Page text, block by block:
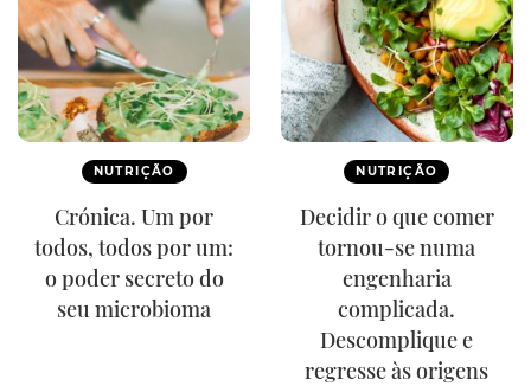
NUTRIÇÃO
Crónica. Um por
todos, todos por um:
o poder secreto do
seu microbioma
NUTRIÇÃO
Decidir o que comer
tornou-se numa
engenharia
complicada.
Descomplique e
regresse às origens